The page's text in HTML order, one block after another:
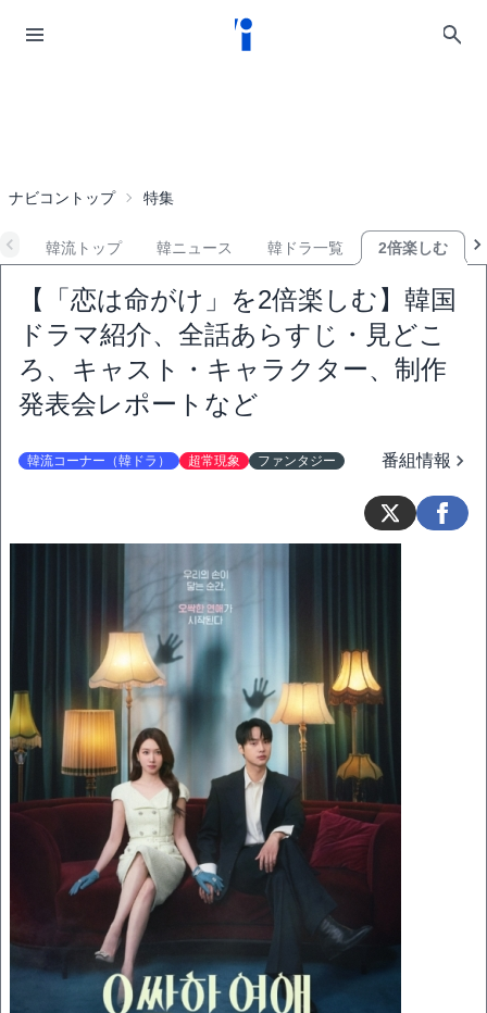
ナビコントップ 特集
韓流トップ 韓ニュース 韓ドラ一覧 2倍楽しむ
【「恋は命がけ」を2倍楽しむ】韓国
ドラマ紹介、全話あらすじ・見どこ
ろ、キャスト・キャラクター、制作
発表会レポートなど
韓流コーナー（韓ドラ） 超常現象 ファンタジー 番組情報